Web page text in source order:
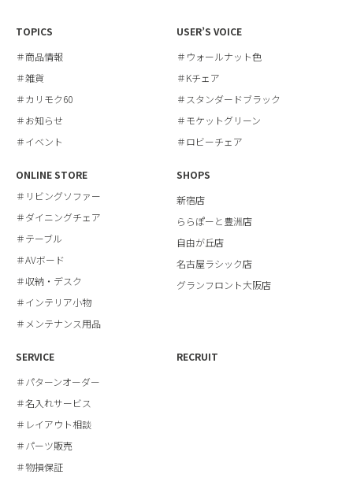
TOPICS
＃商品情報
＃雑貨
＃カリモク60
＃お知らせ
＃イベント
USER’S VOICE
＃ウォールナット色
＃Kチェア
＃スタンダードブラック
＃モケットグリーン
＃ロビーチェア
ONLINE STORE
＃リビングソファー
＃ダイニングチェア
＃テーブル
＃AVボード
＃収納・デスク
＃インテリア小物
＃メンテナンス用品
SHOPS
新宿店
ららぽーと豊洲店
自由が丘店
名古屋ラシック店
グランフロント大阪店
SERVICE
＃パターンオーダー
＃名入れサービス
＃レイアウト相談
＃パーツ販売
＃物損保証
RECRUIT